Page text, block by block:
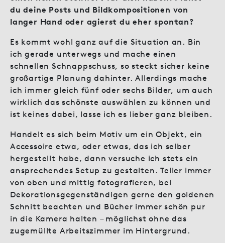
du deine Posts und Bildkompositionen von
langer Hand oder agierst du eher spontan?
Es kommt wohl ganz auf die Situation an. Bin
ich gerade unterwegs und mache einen
schnellen Schnappschuss, so steckt sicher keine
großartige Planung dahinter. Allerdings mache
ich immer gleich fünf oder sechs Bilder, um auch
wirklich das schönste auswählen zu können und
ist keines dabei, lasse ich es lieber ganz bleiben.
Handelt es sich beim Motiv um ein Objekt, ein
Accessoire etwa, oder etwas, das ich selber
hergestellt habe, dann versuche ich stets ein
ansprechendes Setup zu gestalten. Teller immer
von oben und mittig fotografieren, bei
Dekorationsgegenständigen gerne den goldenen
Schnitt beachten und Bücher immer schön pur
in die Kamera halten – möglichst ohne das
zugemüllte Arbeitszimmer im Hintergrund.